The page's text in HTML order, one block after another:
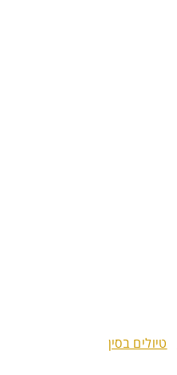
טיולים בסין